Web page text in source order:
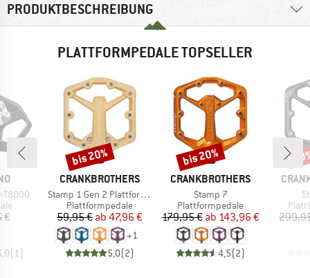
PRODUKTBESCHREIBUNG
PLATTFORMPEDALE TOPSELLER
T8000
€
(1 )
MARKE
CRANKBROTHERS
Artikel
Stamp 1 Gen 2 Plattform-Pedal
Produktgruppe
Plattformpedale
Preis
59,95 € reduzierter Preis
ab 47,96 €
+1
5,0(2)
Rabatt
bis 20%
MARKE
CRANKBROTHERS
Artikel
Stamp 7
Produktgruppe
Plattformpedale
Preis
179,95 € reduzierter Preis
ab 143,96 €
4,5(2)
Rabatt
bis 20%